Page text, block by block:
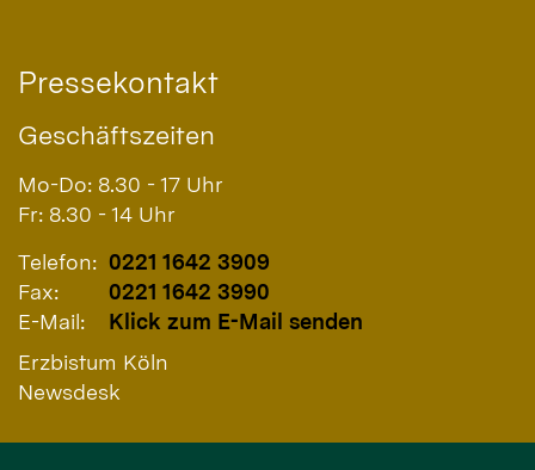
Pressekontakt
Geschäftszeiten
Mo-Do: 8.30 - 17 Uhr
Fr: 8.30 - 14 Uhr
Telefon: 0221 1642 3909
Fax:
0221 1642 3990
E-Mail:
Klick zum E-Mail senden
Erzbistum Köln
Newsdesk